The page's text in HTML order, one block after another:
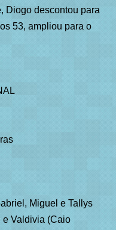
Diogo descontou para
53, ampliou para o
Miguel e Tallys
e Valdivia (Caio